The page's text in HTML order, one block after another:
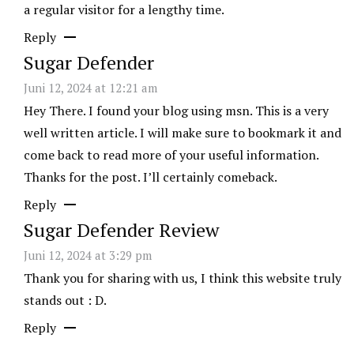
a regular visitor for a lengthy time.
Reply
Sugar Defender
Juni 12, 2024 at 12:21 am
Hey There. I found your blog using msn. This is a very
well written article. I will make sure to bookmark it and
come back to read more of your useful information.
Thanks for the post. I’ll certainly comeback.
Reply
Sugar Defender Review
Juni 12, 2024 at 3:29 pm
Thank you for sharing with us, I think this website truly
stands out : D.
Reply